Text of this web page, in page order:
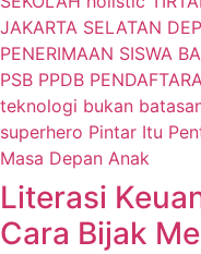
Literasi
Cara Bijak